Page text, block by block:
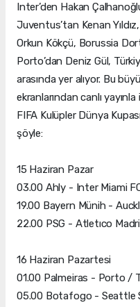
Inter’den Hakan
Juventus’tan Kenan
Orkun Kökçü, Borussia
Porto’dan Deniz Gül,
arasında yer alıyor. Bu
ekranlarından canlı
FIFA Kulüpler Dünya
şöyle:
15 Haziran Pazar
03.00 Ahly - Inter Miami
19.00 Bayern Münih -
22.00 PSG - Atletıco
16 Haziran Pazartesi
01.00 Palmeiras - Porto /
05.00 Botafogo - Seattle